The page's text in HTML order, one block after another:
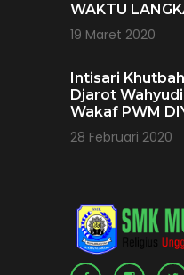
WAKTU
19 Maret 2020
Intisari
Djarot
Wakaf PWM
28 Februari 2020